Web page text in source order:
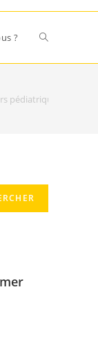
?
pédiatriques